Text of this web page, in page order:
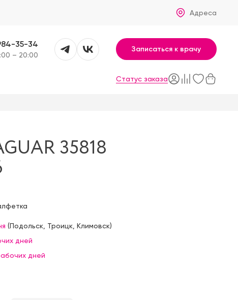
Адреса
35-34
– 20:00
Записаться к врачу
Статус заказа
35818
(Подольск, Троицк, Климовск)
дней
дней